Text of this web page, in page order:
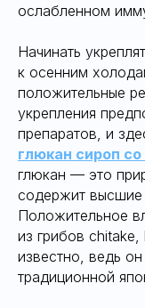
ослабленном
Начинать
к осенним
положительные
укрепления
препаратов, и
глюкан сироп
глюкан — это
содержит
Положительное
из грибов
известно, ведь
традиционной